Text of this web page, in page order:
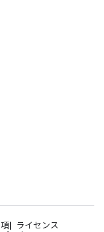
ライセンス